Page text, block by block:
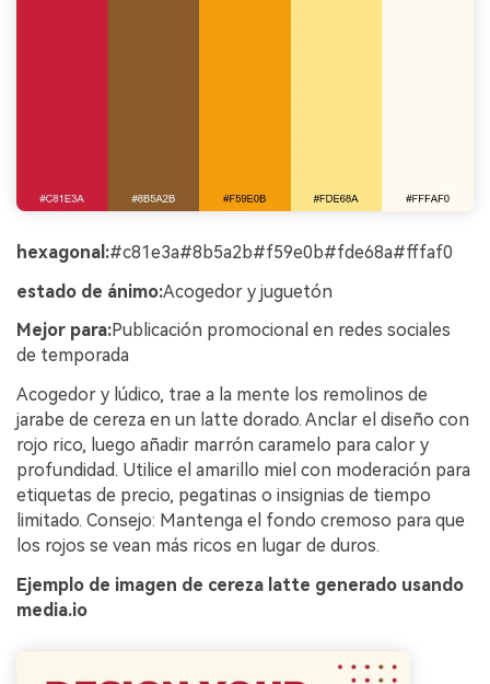
hexagonal:#c81e3a#8b5a2b#f59e0b#fde68a#fffaf0
estado de ánimo:Acogedor y juguetón
Mejor para:Publicación promocional en redes sociales
de temporada
Acogedor y lúdico, trae a la mente los remolinos de
jarabe de cereza en un latte dorado. Anclar el diseño con
rojo rico, luego añadir marrón caramelo para calor y
profundidad. Utilice el amarillo miel con moderación para
etiquetas de precio, pegatinas o insignias de tiempo
limitado. Consejo: Mantenga el fondo cremoso para que
los rojos se vean más ricos en lugar de duros.
Ejemplo de imagen de cereza latte generado usando
media.io